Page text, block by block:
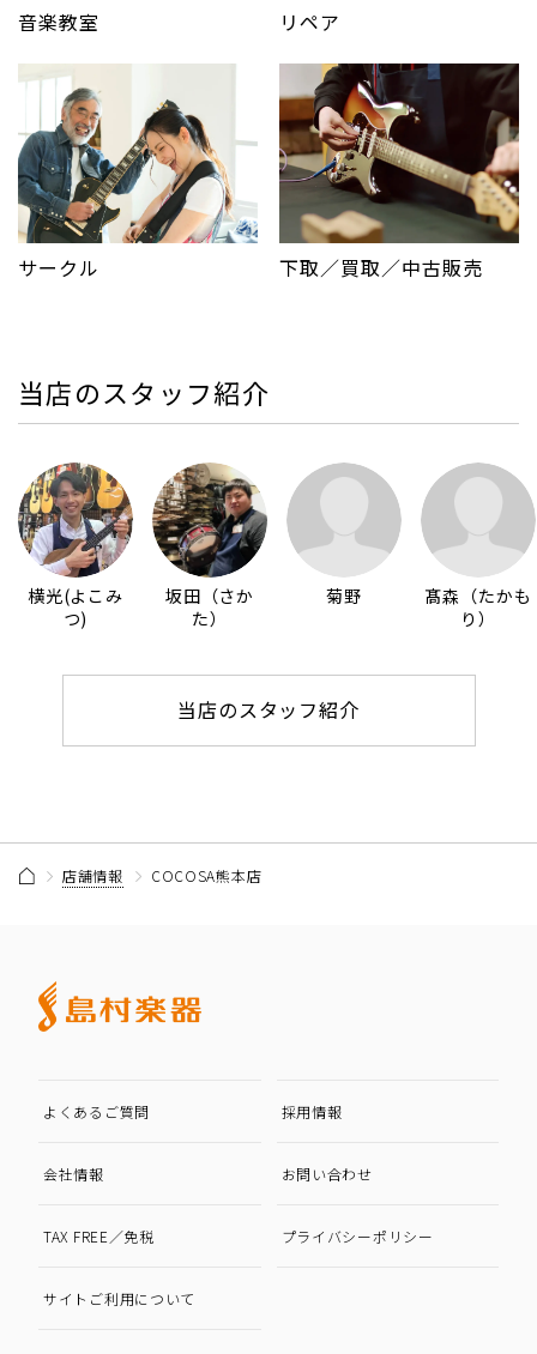
音楽教室 リペア
サークル 下取／買取／中古販売
当店のスタッフ紹介
横光(よこみ
つ)
坂田（さか
た）
菊野
髙森（たかも
り）
当店のスタッフ紹介
店舗情報 COCOSA熊本店
よくあるご質問 採用情報
会社情報 お問い合わせ
TAX FREE／免税 プライバシーポリシー
サイトご利用について